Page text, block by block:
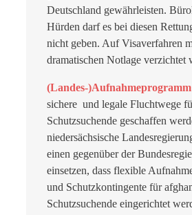
Deutschland gewährleisten.
Hürden darf es bei diesen
nicht geben. Auf Visaverfahren
dramatischen Notlage verzichtet
(Landes-)Aufnahmeprogramm
sichere und legale Fluchtwege
Schutzsuchende geschaffen
niedersächsische
einen gegenüber der
einsetzen, dass flexible
und Schutzkontingente für
Schutzsuchende eingerichtet